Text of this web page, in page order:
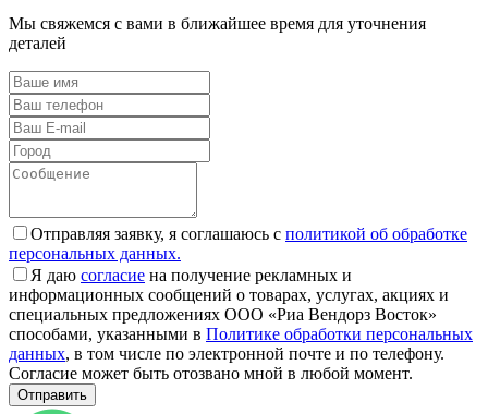
Мы свяжемся с вами в ближайшее время для уточнения
деталей
Отправляя заявку, я соглашаюсь с политикой об обработке
персональных данных.
Я даю согласие на получение рекламных и
информационных сообщений о товарах, услугах, акциях и
специальных предложениях ООО «Риа Вендорз Восток»
способами, указанными в Политике обработки персональных
данных, в том числе по электронной почте и по телефону.
Согласие может быть отозвано мной в любой момент.